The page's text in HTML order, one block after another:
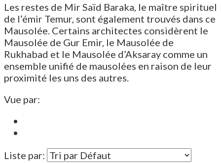
Les restes de Mir Saïd Baraka, le maître spirituel
de l’émir Temur, sont également trouvés dans ce
Mausolée. Certains architectes considèrent le
Mausolée de Gur Emir, le Mausolée de
Rukhabad et le Mausolée d’Aksaray comme un
ensemble unifié de mausolées en raison de leur
proximité les uns des autres.
Vue par:
Liste par: